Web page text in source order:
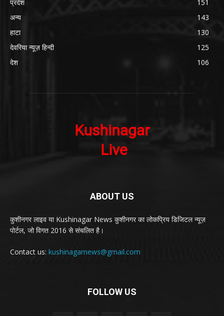
प्रदेश
151
अन्य
143
हाटा
130
देवरिया न्यूज़ हिन्दी
125
देश
106
ABOUT US
कुशीनगर लाइव या Kushinagar News कुशीनगर का लोकप्रिय डिजिटल न्यूज़
पोर्टल, जो विगत 2016 से संचलित है।
Contact us: kushinagarnews@gmail.com
FOLLOW US